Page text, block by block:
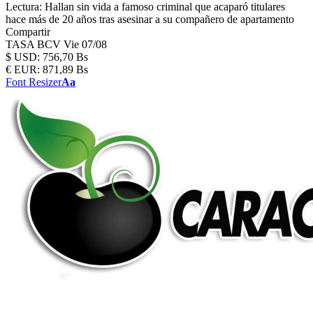
Lectura: Hallan sin vida a famoso criminal que acaparó titulares
hace más de 20 años tras asesinar a su compañero de apartamento
Compartir
TASA BCV Vie 07/08
$ USD: 756,70 Bs
€ EUR: 871,89 Bs
Font ResizerAa